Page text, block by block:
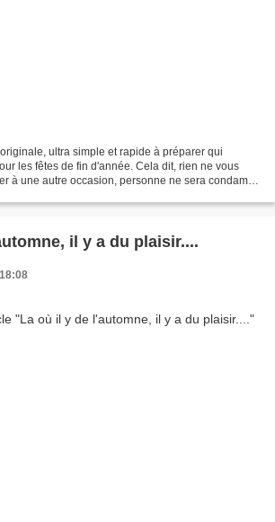
ultra simple et rapide à préparer qui
les fêtes de fin d'année. Cela dit, rien ne vous
à une autre occasion, personne ne sera condamné
il y a du plaisir....